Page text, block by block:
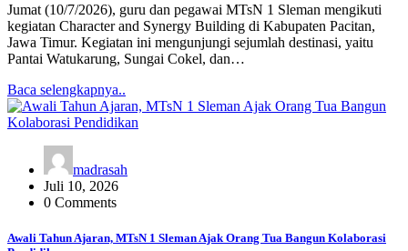
Jumat (10/7/2026), guru dan pegawai MTsN 1 Sleman mengikuti
kegiatan Character and Synergy Building di Kabupaten Pacitan,
Jawa Timur. Kegiatan ini mengunjungi sejumlah destinasi, yaitu
Pantai Watukarung, Sungai Cokel, dan…
Baca selengkapnya..
madrasah
Juli 10, 2026
0 Comments
Awali Tahun Ajaran, MTsN 1 Sleman Ajak Orang Tua Bangun Kolaborasi